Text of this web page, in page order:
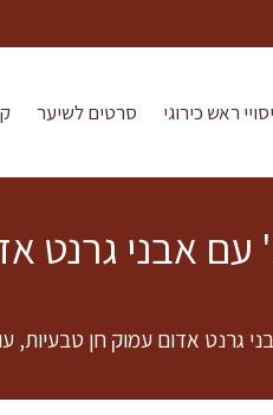
ראש כירוגי סרטים לשיער
מכסף סטרלינג 925